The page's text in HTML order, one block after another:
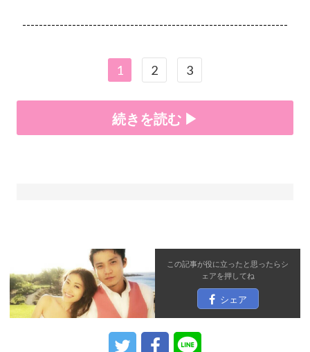
----------------------------------------------------------------
1 2 3
続きを読む ▶
この記事が役に立ったと思ったらシ
ェアを押してね
シェア